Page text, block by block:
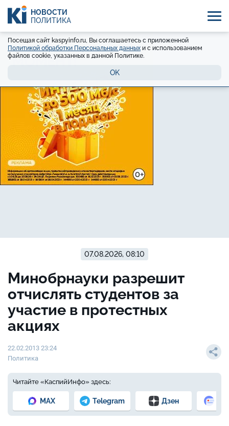
НОВОСТИ
ПОЛИТИКА
Посещая сайт kaspyinfo.ru, Вы соглашаетесь с приложенной
Политикой обработки Персональных данных и с использованием
файлов cookie, указанных в данной Политике.
OK
07.08.2026, 08:10
Минобрнауки разрешит
отчислять студентов за
участие в протестных
акциях
22.02.2013 23:24
Политика
Читайте «КаспийИнфо» здесь:
MAX Telegram Дзен